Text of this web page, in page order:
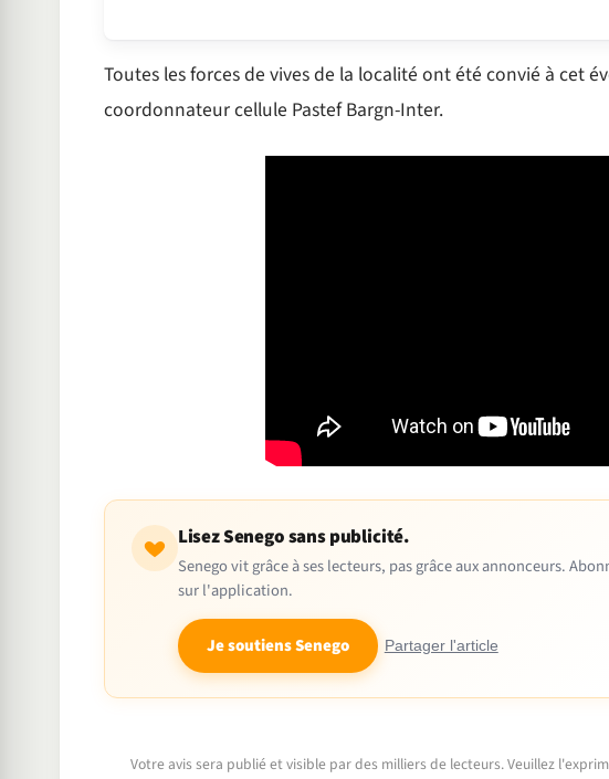
Toutes les forces de vives de la localité ont été convié à cet
coordonnateur cellule Pastef Bargn-Inter.
Lisez Senego sans publicité.
Senego vit grâce à ses lecteurs, pas grâce aux annonceurs.
sur l'application.
Je soutiens Senego Partager l'article
Votre avis sera publié et visible par des milliers de lecteurs. Veuillez